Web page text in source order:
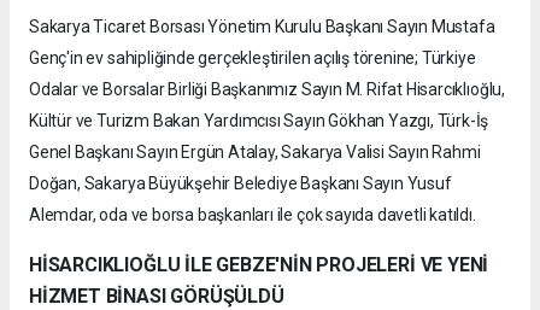
Sakarya Ticaret Borsası Yönetim Kurulu Başkanı Sayın Mustafa
Genç'in ev sahipliğinde gerçekleştirilen açılış törenine; Türkiye
Odalar ve Borsalar Birliği Başkanımız Sayın M. Rifat Hisarcıklıoğlu,
Kültür ve Turizm Bakan Yardımcısı Sayın Gökhan Yazgı, Türk-İş
Genel Başkanı Sayın Ergün Atalay, Sakarya Valisi Sayın Rahmi
Doğan, Sakarya Büyükşehir Belediye Başkanı Sayın Yusuf
Alemdar, oda ve borsa başkanları ile çok sayıda davetli katıldı.
HİSARCIKLIOĞLU İLE GEBZE'NİN PROJELERİ VE YENİ
HİZMET BİNASI GÖRÜŞÜLDÜ